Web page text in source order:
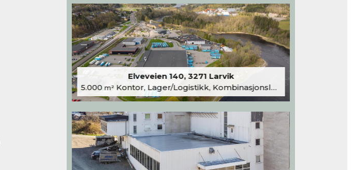
Elveveien 140, 3271 Larvik
5.000m²Kontor, Lager/Logistikk, Kombinasjonslokaler